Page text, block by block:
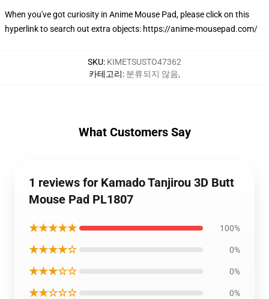
When you've got curiosity in Anime Mouse Pad, please click on this
hyperlink to search out extra objects: https://anime-mousepad.com/
SKU: KIMETSUSTO47362
카테고리: 분류되지 않음,
What Customers Say
1 reviews for Kamado Tanjirou 3D Butt
Mouse Pad PL1807
★★★★★ 100%
★★★★☆ 0%
★★★☆☆ 0%
★★☆☆☆ 0%